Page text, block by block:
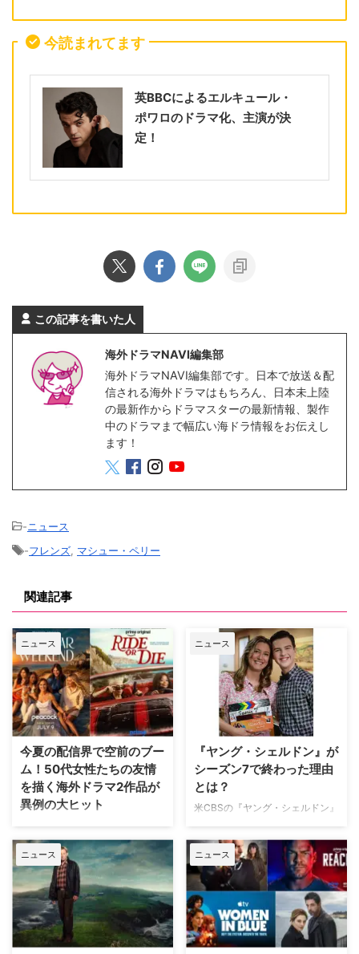
今読まれてます
英BBCによるエルキュール・
ポワロのドラマ化、主演が決
定！
この記事を書いた人
海外ドラマNAVI編集部
海外ドラマNAVI編集部です。日本で放送＆配
信される海外ドラマはもちろん、日本未上陸
の最新作からドラマスターの最新情報、製作
中のドラマまで幅広い海ドラ情報をお伝えし
ます！
-ニュース
-フレンズ マシュー・ペリー
関連記事
ニュース
今夏の配信界で空前のブー
ム！50代女性たちの友情
を描く海外ドラマ2作品が
異例の大ヒット
50代女性たちの友情を描くドラ
マは、長らくテレビ業界で“成功
しにくいジャンル”とされてき
た。特に広告業界では18〜49歳
が最重要視され、複数の中高年女
性を主人公に据えた作品は敬遠さ
れがちだったためだ。しかし今、
その常識を覆す2つの新作ドラマ
ニュース
『ヤング・シェルドン』が
シーズン7で終わった理由
とは？
米CBSの『ヤング・シェルドン』
しながら、なぜシーズン7をもっ
て幕を下ろすことになったのか。
その理由について製作総指揮が語
っている。米Deadlineが伝え
た。 14歳のシェルドンに訪れる
大きな変化 『ビッグバン★セオ
リー ギークなボクらの恋愛法
ニュース ニュース